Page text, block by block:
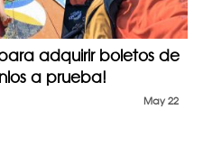
adquirir boletos de
a prueba!
May 22